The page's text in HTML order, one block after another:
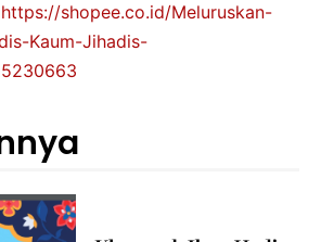
https://shopee.co.id/Meluruskan-
Kaum-Jihadis-